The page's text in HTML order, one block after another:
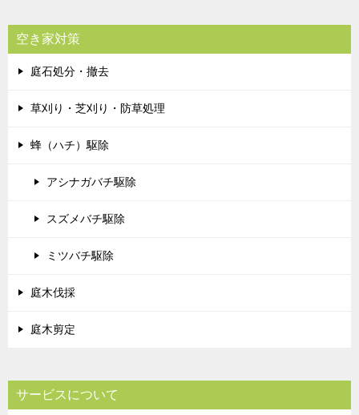
空き家対策
庭石処分・撤去
草刈り・芝刈り・防草処理
蜂（ハチ）駆除
アシナガバチ駆除
スズメバチ駆除
ミツバチ駆除
庭木伐採
庭木剪定
サービスについて